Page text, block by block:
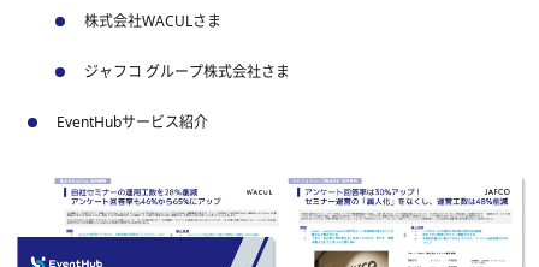
株式会社WACULさま
ジャフコ グループ株式会社さま
EventHubサービス紹介